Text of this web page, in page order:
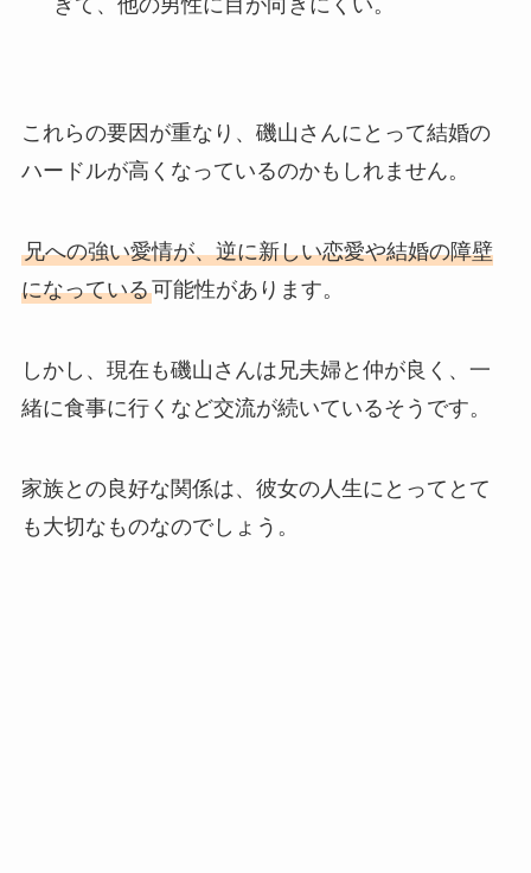
これらの要因が重なり、磯山さんにとって結婚の
ハードルが高くなっているのかもしれません。
兄への強い愛情が、逆に新しい恋愛や結婚の障壁
になっている可能性があります。
しかし、現在も磯山さんは兄夫婦と仲が良く、一
緒に食事に行くなど交流が続いているそうです。
家族との良好な関係は、彼女の人生にとってとて
も大切なものなのでしょう。